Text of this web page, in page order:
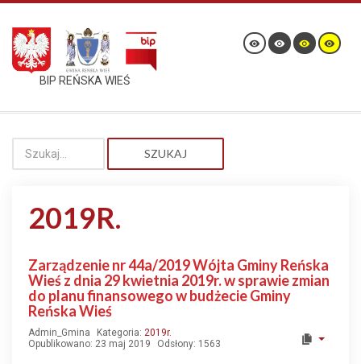
BIP REŃSKA WIEŚ
SZUKAJ
2019R.
Zarządzenie nr 44a/2019 Wójta Gminy Reńska
Wieś z dnia 29 kwietnia 2019r. w sprawie zmian
do planu finansowego w budżecie Gminy
Reńska Wieś
Admin_Gmina Kategoria: 2019r.
Opublikowano: 23 maj 2019
Odsłony: 1563